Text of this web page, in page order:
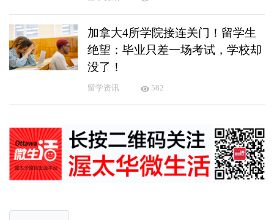
加拿大4所学院接连关门！留学生
绝望：毕业只差一场考试，学校却
没了！
留学资讯 582